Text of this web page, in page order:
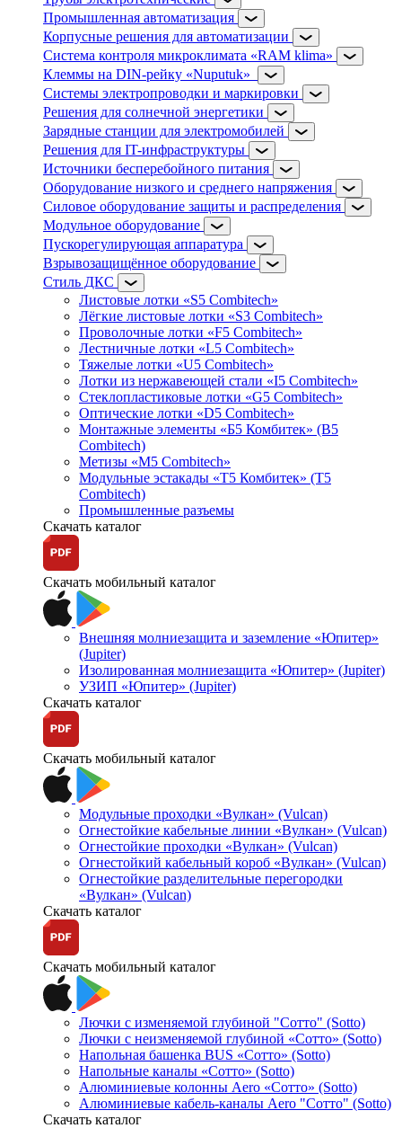
Промышленная автоматизация
Корпусные решения для автоматизации
Система контроля микроклимата «RAM klima»
Клеммы на DIN-рейку «Nuputuk»
Системы электропроводки и маркировки
Решения для солнечной энергетики
Зарядные станции для электромобилей
Решения для IT-инфраструктуры
Источники бесперебойного питания
Оборудование низкого и среднего напряжения
Силовое оборудование защиты и распределения
Модульное оборудование
Пускорегулирующая аппаратура
Взрывозащищённое оборудование
Стиль ДКС
Листовые лотки «S5 Combitech»
Лёгкие листовые лотки «S3 Combitech»
Проволочные лотки «F5 Combitech»
Лестничные лотки «L5 Combitech»
Тяжелые лотки «U5 Combitech»
Лотки из нержавеющей стали «I5 Combitech»
Стеклопластиковые лотки «G5 Combitech»
Оптические лотки «D5 Combitech»
Монтажные элементы «Б5 Комбитек» (B5
Combitech)
Метизы «M5 Combitech»
Модульные эстакады «Т5 Комбитек» (T5
Combitech)
Промышленные разъемы
Скачать каталог
Скачать мобильный каталог
Внешняя молниезащита и заземление «Юпитер»
(Jupiter)
Изолированная молниезащита «Юпитер» (Jupiter)
УЗИП «Юпитер» (Jupiter)
Скачать каталог
Скачать мобильный каталог
Модульные проходки «Вулкан» (Vulcan)
Огнестойкие кабельные линии «Вулкан» (Vulcan)
Огнестойкие проходки «Вулкан» (Vulcan)
Огнестойкий кабельный короб «Вулкан» (Vulcan)
Огнестойкие разделительные перегородки
«Вулкан» (Vulcan)
Скачать каталог
Скачать мобильный каталог
Лючки с изменяемой глубиной "Сотто" (Sotto)
Лючки с неизменяемой глубиной «Сотто» (Sotto)
Напольная башенка BUS «Сотто» (Sotto)
Напольные каналы «Сотто» (Sotto)
Алюминиевые колонны Aero «Сотто» (Sotto)
Алюминиевые кабель-каналы Aero "Сотто" (Sotto)
Скачать каталог